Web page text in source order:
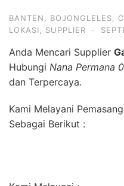
BANTEN BOJONGLELES
LOKASI
SUPPLIER ·
Anda Mencari Supplier
Hubungi Nana Permana
dan Terpercaya.
Kami Melayani
Sebagai Berikut :